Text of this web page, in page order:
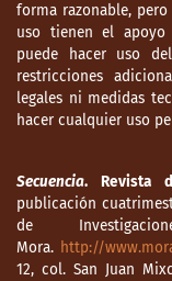
forma razonable,
uso tienen el
puede hacer uso
restricciones
legales ni medidas
hacer cualquier uso
Secuencia. Revista
publicación
de
Mora. http://
12, col. San Juan